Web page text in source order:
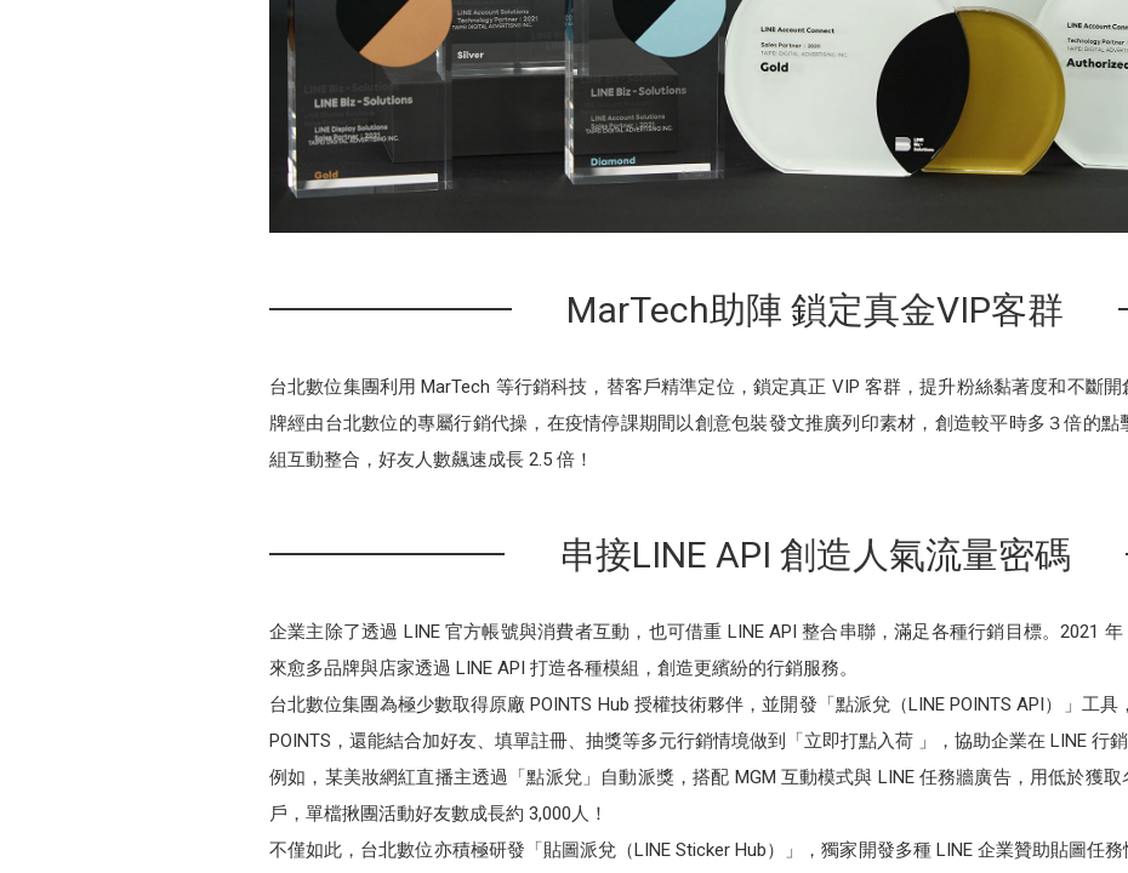
MarTech助陣 鎖定真金VIP客群
台北數位集團利用 MarTech 等行銷科技，替客戶精準定位，鎖定真正 VIP 客群，提升粉絲黏著度和不斷
牌經由台北數位的專屬行銷代操，在疫情停課期間以創意包裝發文推廣列印素材，創造較平時多３倍的點
組互動整合，好友人數飆速成長 2.5 倍！
串接LINE API 創造人氣流量密碼
企業主除了透過 LINE 官方帳號與消費者互動，也可借重 LINE API 整合串聯，滿足各種行銷目標。2021 年
來愈多品牌與店家透過 LINE API 打造各種模組，創造更繽紛的行銷服務。
台北數位集團為極少數取得原廠 POINTS Hub 授權技術夥伴，並開發「點派兌（LINE POINTS API）」工
POINTS，還能結合加好友、填單註冊、抽獎等多元行銷情境做到「立即打點入荷 」，協助企業在 LINE 行
例如，某美妝網紅直播主透過「點派兌」自動派獎，搭配 MGM 互動模式與 LINE 任務牆廣告，用低於獲
戶，單檔揪團活動好友數成長約 3,000人！
不僅如此，台北數位亦積極研發「貼圖派兌（LINE Sticker Hub）」，獨家開發多種 LINE 企業贊助貼圖任